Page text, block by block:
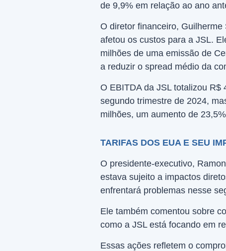
de 9,9% em relação ao ano
O diretor financeiro,
afetou os custos para a JSL.
milhões de uma emissão de
a reduzir o spread médio da
O EBITDA da JSL totalizou
segundo trimestre de 2024,
milhões, um aumento de
TARIFAS DOS EUA E SEU
O presidente-executivo,
estava sujeito a impactos
enfrentará problemas nesse
Ele também comentou sobre
como a JSL está focando em
Essas ações refletem o